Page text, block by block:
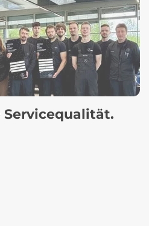
Servicequalität.